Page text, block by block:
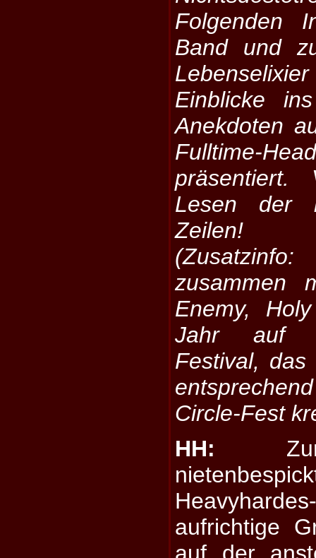
Folgenden
Band und
Einblicke
Anekdoten
Fulltime-
präsentiert.
Lesen der
Zeilen!
(Zusatzinfo:
zusammen
Enemy,
Jahr auf
Festival,
Circle-Fest
HH:
aufrichtige